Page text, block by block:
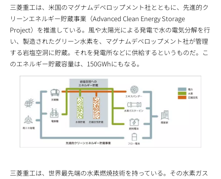
三菱重工は、米国のマグナムデベロップメント社とともに、先進的ク
リーンエネルギー貯蔵事業（Advanced Clean Energy Storage
Project）を推進している。風や太陽光による発電で水の電気分解を行
い、製造されたグリーン水素を、マグナムデベロップメント社が管理
する岩塩空洞に貯蔵。それを発電所などに供給するというものだ。こ
のエネルギー貯蔵容量は、150GWhにもなる。
三菱重工は、世界最先端の水素燃焼技術を持っている。その水素ガス